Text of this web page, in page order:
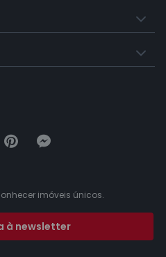
imóveis únicos.
à newsletter